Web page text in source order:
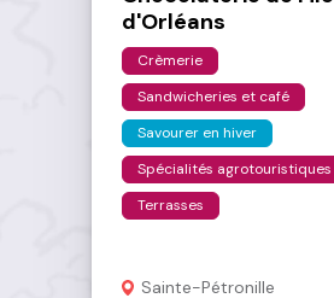
d'Orléans
Crèmerie
Sandwicheries et café
Savourer en hiver
Spécialités agrotouristiques
Terrasses
Sainte-Pétronille